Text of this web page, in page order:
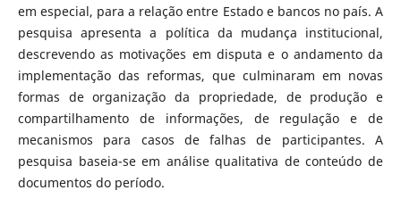
em especial, para a relação entre Estado e bancos no país. A
pesquisa apresenta a política da mudança institucional,
descrevendo as motivações em disputa e o andamento da
implementação das reformas, que culminaram em novas
formas de organização da propriedade, de produção e
compartilhamento de informações, de regulação e de
mecanismos para casos de falhas de participantes. A
pesquisa baseia-se em análise qualitativa de conteúdo de
documentos do período.